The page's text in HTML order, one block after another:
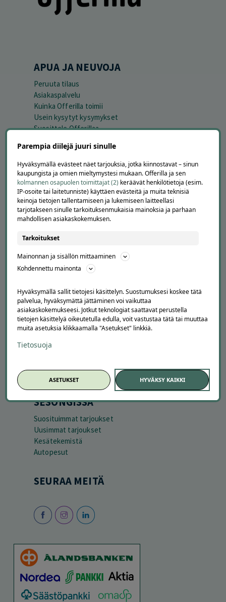
APUA JA NEUVOJA
Peruuta tilaus
Asiakaspalvelu
Kuinka Offerilla toimii
Usein kysytyt kysymykset
Suosittele Offerillaa
TUTUSTU MEIHIN
Tietoa meistä
Ajankohtaista
Tilaa uutiskirje
Avoimet työpaikat
Offerilla mediassa
YRITYKSILLE
Vaikuttajayhteistyö
Partneriportaali
LATAA APPI
SESONGISSA
Suosituimmat tarjoukset
Uusimmat tarjoukset
Kesätekemistä
Autopesut
SEURAA MEITÄ
Parempia diilejä juuri sinulle
Hyväksymällä evästeet näet tarjouksia, jotka kiinnostavat – sinun
kaupungista ja omien mieltymystesi mukaan. Offerilla ja sen
kolmannen osapuolen toimittajat (2) keräävät henkilötietoja (esim.
IP-osoite tai laitetunniste) käyttäen evästeitä ja muita teknisiä
keinoja tietojen tallentamiseen ja lukemiseen laitteellasi
tarjotakseen sinulle tarkoituksenmukaisia mainoksia ja parhaan
mahdollisen asiakaskokemuksen.
Tarkoitukset
Mainonnan ja sisällön mittaaminen
Kohdennettu mainonta
Hyväksymällä sallit tietojesi käsittelyn. Suostumuksesi koskee tätä
palvelua, hyväksymättä jättäminen voi vaikuttaa
asiakaskokemukseesi. Jotkut teknologiat saattavat perustella
tietojen käsittelyä oikeutetulla edulla, voit vastustaa tätä tai muuttaa
muita asetuksia klikkaamalla "Asetukset" linkkiä.
Tietosuoja
ASETUKSET HYVÄKSY KAIKKI